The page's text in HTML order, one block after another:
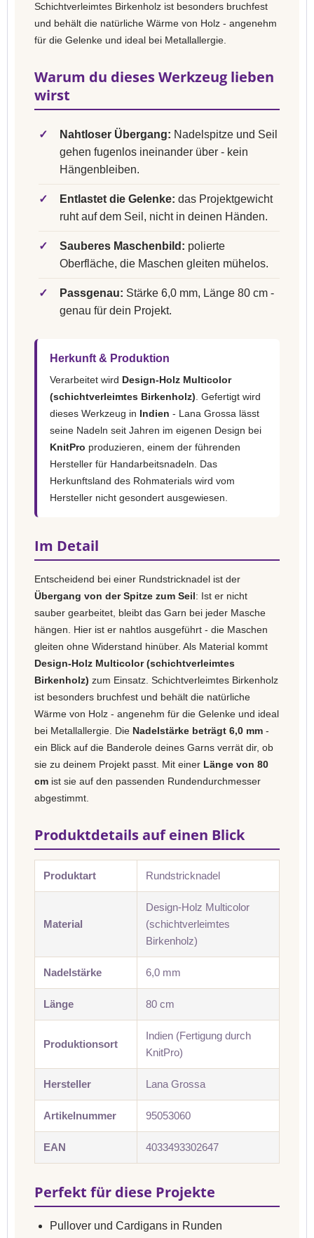
Schichtverleimtes Birkenholz ist besonders bruchfest
und behält die natürliche Wärme von Holz - angenehm
für die Gelenke und ideal bei Metallallergie.
Warum du dieses Werkzeug lieben
wirst
✓ Nahtloser Übergang: Nadelspitze und Seil
gehen fugenlos ineinander über - kein
Hängenbleiben.
✓ Entlastet die Gelenke: das Projektgewicht
ruht auf dem Seil, nicht in deinen Händen.
✓ Sauberes Maschenbild: polierte
Oberfläche, die Maschen gleiten mühelos.
✓ Passgenau: Stärke 6,0 mm, Länge 80 cm -
genau für dein Projekt.
Herkunft & Produktion
Verarbeitet wird Design-Holz Multicolor
(schichtverleimtes Birkenholz) . Gefertigt wird
dieses Werkzeug in Indien - Lana Grossa lässt
seine Nadeln seit Jahren im eigenen Design bei
KnitPro produzieren, einem der führenden
Hersteller für Handarbeitsnadeln. Das
Herkunftsland des Rohmaterials wird vom
Hersteller nicht gesondert ausgewiesen.
Im Detail
Entscheidend bei einer Rundstricknadel ist der
Übergang von der Spitze zum Seil: Ist er nicht
sauber gearbeitet, bleibt das Garn bei jeder Masche
hängen. Hier ist er nahtlos ausgeführt - die Maschen
gleiten ohne Widerstand hinüber. Als Material kommt
Design-Holz Multicolor (schichtverleimtes
Birkenholz) zum Einsatz. Schichtverleimtes Birkenholz
ist besonders bruchfest und behält die natürliche
Wärme von Holz - angenehm für die Gelenke und ideal
bei Metallallergie. Die Nadelstärke beträgt 6,0 mm -
ein Blick auf die Banderole deines Garns verrät dir, ob
sie zu deinem Projekt passt. Mit einer Länge von 80
cm ist sie auf den passenden Rundendurchmesser
abgestimmt.
Produktdetails auf einen Blick
Produktart Rundstricknadel
Material
Design-Holz Multicolor
(schichtverleimtes
Birkenholz)
Nadelstärke 6,0 mm
Länge 80 cm
Produktionsort
Indien (Fertigung durch
KnitPro)
Hersteller Lana Grossa
Artikelnummer 95053060
EAN 4033493302647
Perfekt für diese Projekte
Pullover und Cardigans in Runden